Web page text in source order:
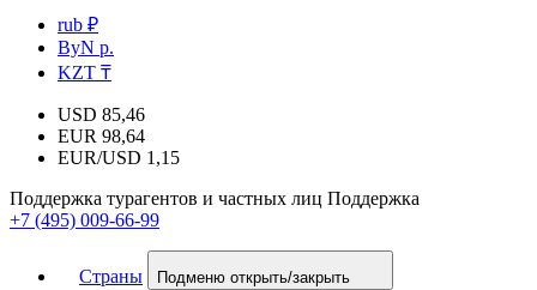
rub ₽
ByN р.
KZT ₸
USD 85,46
EUR 98,64
EUR/USD 1,15
Поддержка турагентов и частных лиц Поддержка
+7 (495) 009-66-99
Страны
Подменю открыть/закрыть